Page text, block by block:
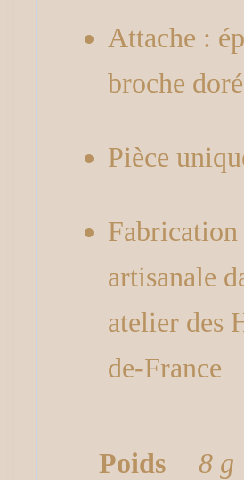
Attache :
broche
Pièce
Fabrication
artisanale
atelier des
de-France
Poids 8 g